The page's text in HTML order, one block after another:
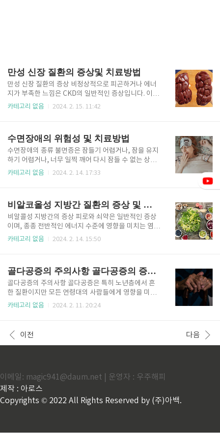
만성 신장 질환의 증상및 치료방법
만성 신장 질환의 증상 비정상적으로 피곤하거나 에너
지가 부족한 느낌은 CKD의 일반적인 증상입니다. 이러
한 피로는 지속될 수 있으며 휴식을 취해도 완화되지 않
거할 수 없기 때문에 발생합니다. 특히 밤에 빈도 증가
(야뇨증), 거품이 많거나 거품이 나는 소변, 어둡거나 탁
한 소변, 소변량 감소 등 배뇨 패턴의 변화가 발생할 수
있습니다. CKD는 소변에 혈액이 나타날 수 있으며(혈
뇨), 이는 눈에 보이거나 실험실 테스트를 통해 감지될
카테고리 없음 2024. 2. 15. 11:42
수면장애의 위험성 및 치료방법
수면장애의 종류 불면증은 잠들기 어렵거나, 잠을 유지
하기 어렵거나, 너무 일찍 깨어 다시 잠들 수 없는 상태
를 말합니다. 이는 급성(단기) 또는 만성(장기) 일 수 있
상기도의 부분적 또는 전체 폐쇄가 반복되어 호흡 정지
(무호흡) 또는 얕은 호흡(저 호흡)을 초래하는 것이 특징
인 수면 관련 호흡 장애입니다. 증상으로는 큰 코골이,
수면 중 숨이 막히거나 숨이 막히는 현상, 주간 피로, 아
침 두통 등이 있습니다. 중추성 수면 무호흡증(CSA)은
카테고리 없음 2024. 2. 14. 17:33
비알코올성 지방간 질환의 증상 및 예방법
비알콜성 지방간의 증상 피로와 쇠약은 일반적인 증상
이며, 종종 전반적인 에너지 수준에 영향을 미치는 염증
과 간 기능 장애로 인해 발생합니다. 복부 불편함: 특히
나타날 수 있습니다. 비만은 질병 발병의 중요한 위험
요소입니다. 어떤 경우에는 간이 비대해져 상복부에 포
만감이나 불편함이 나타날 수 있습니다. 혈액 검사를 통
해 ALT(알라닌 트랜스아미나제) 및 AST(아스파르트산
트랜스아미나제)와 같은 간 효소 수치가 상승하여 간 염
심한 경우 황달(피부와 눈이 노랗게 변함)이 발생할 수
있으며 이는..
카테고리 없음 2024. 2. 14. 15:50
골다공증의 주의사항 골다공증의 증상 호전에 좋은음식
골다공증의 주의사항 골다공증은 특히 노년층에서 흔
한 질환이지만 모든 연령대의 사람들에게 영향을 미칠
수 있습니다. 여성은 특히 폐경기 이후 에스트로겐 수치
나, 두 가지가 모두 발생할 때 발생합니다. 골다공증에
기여하는 요인으로는 노화, 호르몬 변화, 낮은 칼슘 및
종종 "침묵의 질병"이라고 불립니다. 일반적인 징후로
는 시간에 따른 키 감소, 허리 통증, 구부정한 자세, 경미
한 외상으로 인한 골절 등이 있습니다. 일반적으로 이중
에너지 X..
카테고리 없음 2024. 2. 11. 20:24
이전 다음
이메일: magic941@daum.net | 운영자 : 우주해피
제작 : 아로스
Copyrights © 2022 All Rights Reserved by (주)아백.